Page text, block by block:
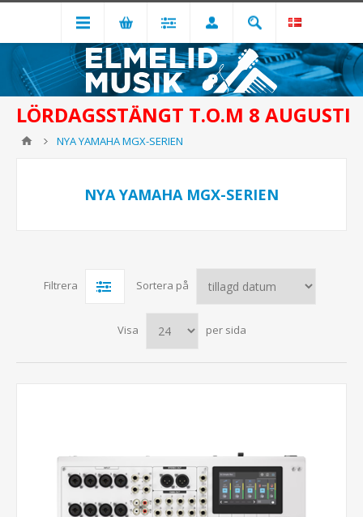
LÖRDAGSSTÄNGT T.O.M 8 AUGUSTI
NYA YAMAHA MGX-SERIEN
NYA YAMAHA MGX-SERIEN
Filtrera Sortera på
Visa per sida